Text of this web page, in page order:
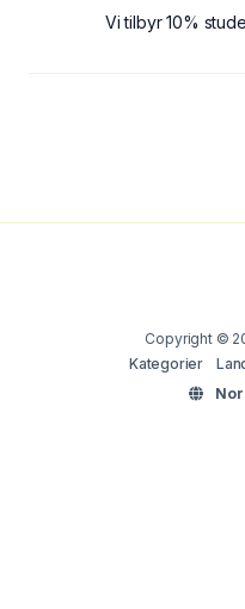
Vi tilbyr 10%
Copyright ©
Kategorier